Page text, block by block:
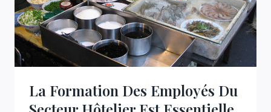
La Formation Des Employés Du